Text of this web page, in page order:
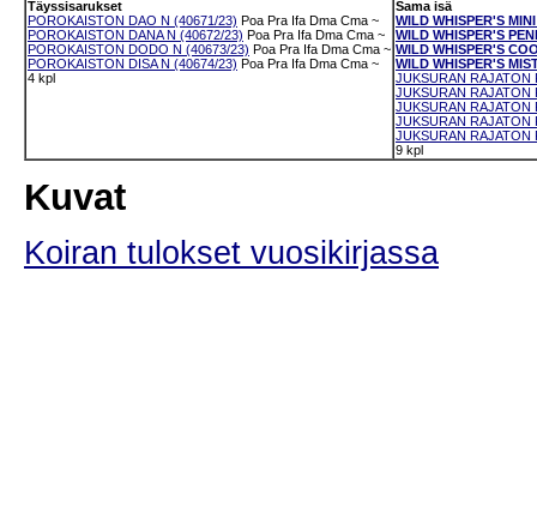
Täyssisarukset
POROKAISTON DAO N (40671/23) Poa Pra Ifa Dma Cma ~
POROKAISTON DANA N (40672/23) Poa Pra Ifa Dma Cma ~
POROKAISTON DODO N (40673/23) Poa Pra Ifa Dma Cma ~
POROKAISTON DISA N (40674/23) Poa Pra Ifa Dma Cma ~
4 kpl
Sama isä
WILD WHISPER'S
WILD WHISPER'S
WILD WHISPER'S
WILD WHISPER'S
JUKSURAN RAJATON
JUKSURAN RAJATON
JUKSURAN RAJATON
JUKSURAN RAJATON
JUKSURAN RAJATON
9 kpl
Kuvat
Koiran tulokset vuosikirjassa